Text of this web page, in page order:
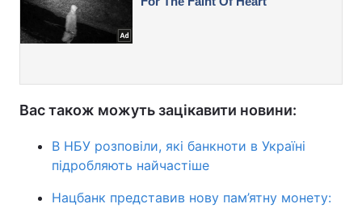
Вас також можуть зацікавити новини:
В НБУ розповіли, які банкноти в Україні
підробляють найчастіше
Нацбанк представив нову пам’ятну монету: